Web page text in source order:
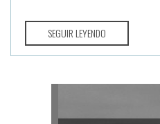
SEGUIR LEYENDO